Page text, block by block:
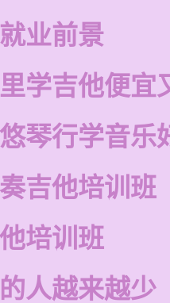
业前景
学吉他便宜
琴行学音乐
吉他培训班
培训班
人越来越少